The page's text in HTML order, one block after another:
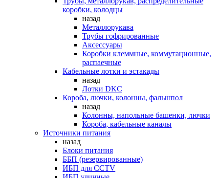
коробки, колодцы
назад
Металлорукава
Трубы гофрированные
Аксессуары
Коробки клеммные, коммутационные,
распаечные
Кабельные лотки и эстакады
назад
Лотки DKC
Короба, лючки, колонны, фальшпол
назад
Колонны, напольные башенки, лючки
Короба, кабельные каналы
Источники питания
назад
Блоки питания
ББП (резервированные)
ИБП для CCTV